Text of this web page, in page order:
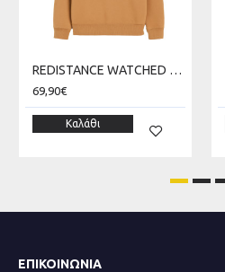
REDISTANCE WATCHED MONEY ZIP HOODIE RDU225TC08-2222
69,90€
Καλάθι
ΕΠΙΚΟΙΝΩΝΊΑ